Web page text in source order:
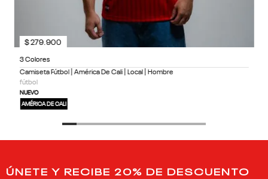
3 Colores
Camiseta Fútbol | América De Cali | Local | Hombre
fútbol
NUEVO
AMÉRICA DE CALI
$279.900
ÚNETE Y RECIBE 20% DE DESCUENTO